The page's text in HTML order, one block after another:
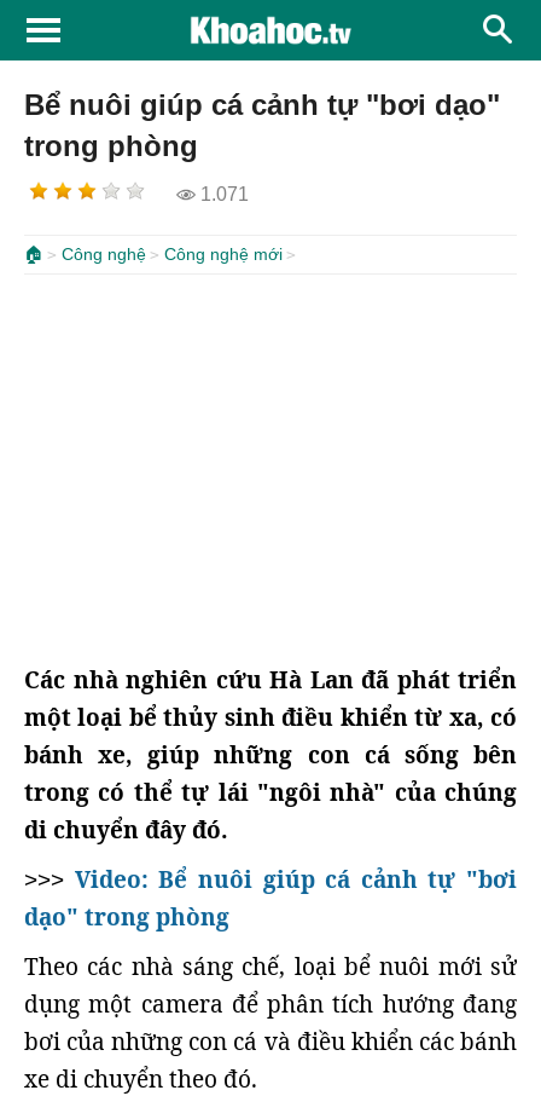
Bể nuôi giúp cá cảnh tự "bơi dạo"
trong phòng
1.071
🏠 Công nghệ Công nghệ mới
Các nhà nghiên cứu Hà Lan đã phát triển
một loại bể thủy sinh điều khiển từ xa, có
bánh xe, giúp những con cá sống bên
trong có thể tự lái "ngôi nhà" của chúng
di chuyển đây đó.
>>> Video: Bể nuôi giúp cá cảnh tự "bơi
dạo" trong phòng
Theo các nhà sáng chế, loại bể nuôi mới sử
dụng một camera để phân tích hướng đang
bơi của những con cá và điều khiển các bánh
xe di chuyển theo đó.